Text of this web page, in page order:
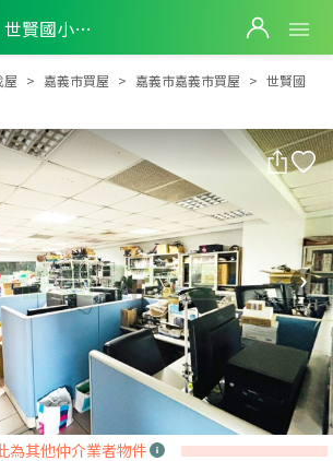
世賢國小美住家-A2579
世賢國小美住家-A2579
屋 嘉義市買屋 嘉義市嘉義市買屋
世賢國
為其他仲介業者物件